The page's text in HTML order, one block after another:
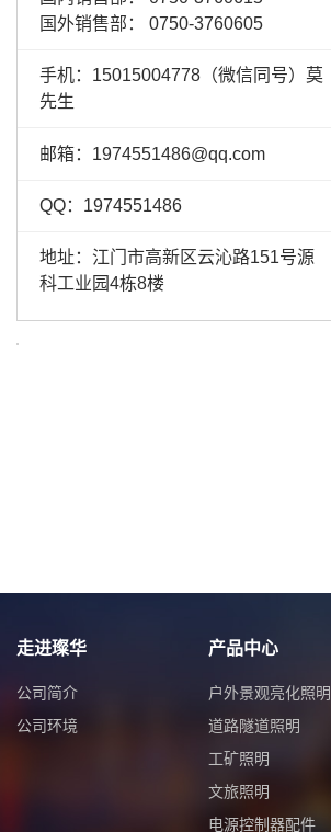
国外销售部： 0750-3760605
手机：15015004778（微信同号）莫
先生
邮箱：1974551486@qq.com
QQ：1974551486
地址：江门市高新区云沁路151号源
科工业园4栋8楼
走进璨华
公司简介
公司环境
产品中心
户外景观亮化照明
道路隧道照明
工矿照明
文旅照明
电源控制器配件